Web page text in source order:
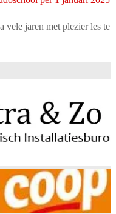
vele jaren met plezier les te